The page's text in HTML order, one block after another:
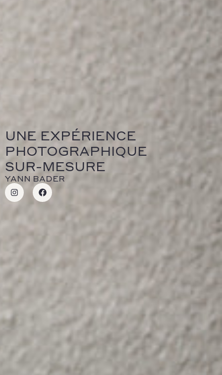
UNE EXPÉRIENCE
PHOTOGRAPHIQUE
SUR-MESURE
YANN BADER